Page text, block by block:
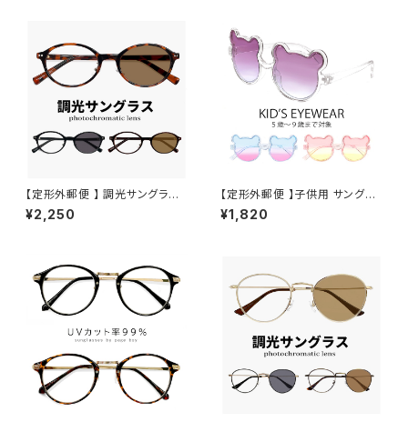
【定形外郵便 】 調光サングラス j
j4138 メンズ レディース ユニセ
ックス モデル オシャレ かわいい
わる サングラス
¥2,250
【定形外郵便 】子供用 サングラ
ス zs8206 キッズ 小学生 低学
年 から 中学年 対象 おしゃれ
フレーム uvカット 紫外線対策
インスタ映え
¥1,820